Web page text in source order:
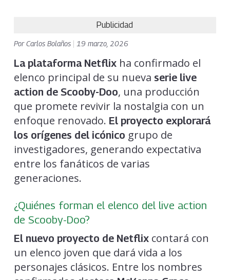
Publicidad
PorCarlos Bolaños 19 marzo, 2026
La plataforma Netflixha confirmado el
elenco principal de su nueva serie live
action de Scooby-Doo, una producción
que promete revivir la nostalgia con un
enfoque renovado. El proyecto explorará
los orígenes del icónico grupo de
investigadores, generando expectativa
entre los fanáticos de varias
generaciones.
¿Quiénes forman el elenco del live action
de Scooby-Doo?
El nuevo proyecto de Netflixcontará con
un elenco joven que dará vida a los
personajes clásicos. Entre los nombres